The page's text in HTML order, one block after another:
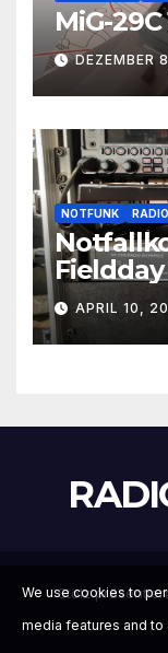
MiG-29C
DEZEMBER
NOTFUNK
APRIL 10,
Stolz
We use cookies to
media features and to